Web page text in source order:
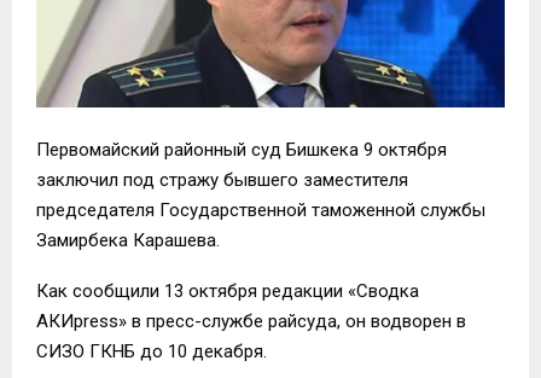
Первомайский районный суд Бишкека 9 октября
заключил под стражу бывшего заместителя
председателя Государственной таможенной службы
Замирбека Карашева.
Как сообщили 13 октября редакции «Сводка
АКИpress» в пресс-службе райсуда, он водворен в
СИЗО ГКНБ до 10 декабря.